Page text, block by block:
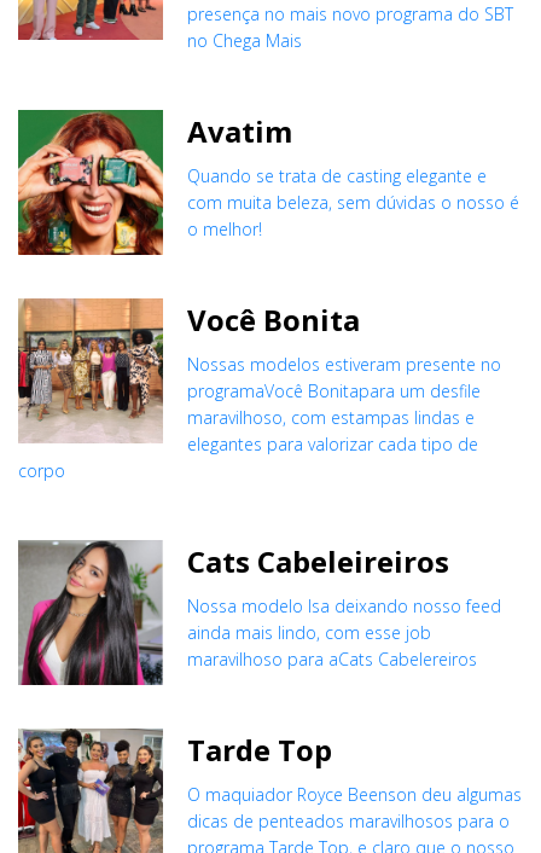
presença no mais novo programa do SBT
no Chega Mais
Avatim
Quando se trata de casting elegante e
com muita beleza, sem dúvidas o nosso é
o melhor!
Você Bonita
Nossas modelos estiveram presente no
programaVocê Bonitapara um desfile
maravilhoso, com estampas lindas e
elegantes para valorizar cada tipo de
corpo
Cats Cabeleireiros
Nossa modelo Isa deixando nosso feed
ainda mais lindo, com esse job
maravilhoso para aCats Cabelereiros
Tarde Top
O maquiador Royce Beenson deu algumas
dicas de penteados maravilhosos para o
programa Tarde Top, e claro que o nosso